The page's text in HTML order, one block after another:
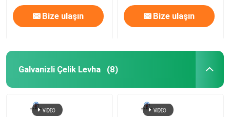
Bize ulaşın Bize ulaşın
Galvanizli Çelik Levha (8)